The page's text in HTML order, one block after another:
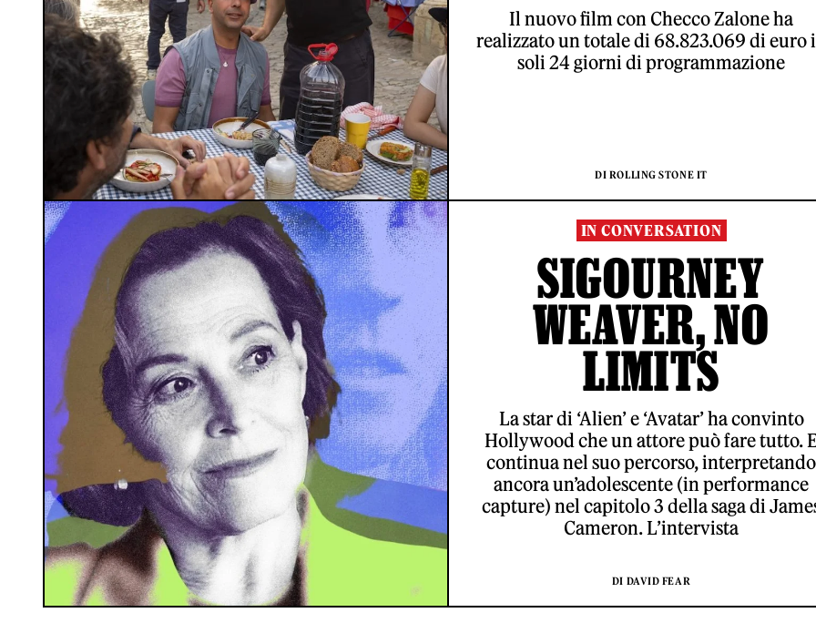
Il nuovo film con Checco Zalone ha
realizzato un totale di 68.823.069 di euro
soli 24 giorni di programmazione
DI ROLLING STONE IT
IN CONVERSATION
SIGOURNEY
WEAVER, NO
LIMITS
La star di ‘Alien’ e ‘Avatar’ ha convinto
Hollywood che un attore può fare tutto.
continua nel suo percorso, interpretando
ancora un’adolescente (in performance
capture) nel capitolo 3 della saga di
Cameron. L’intervista
DI DAVID FEAR